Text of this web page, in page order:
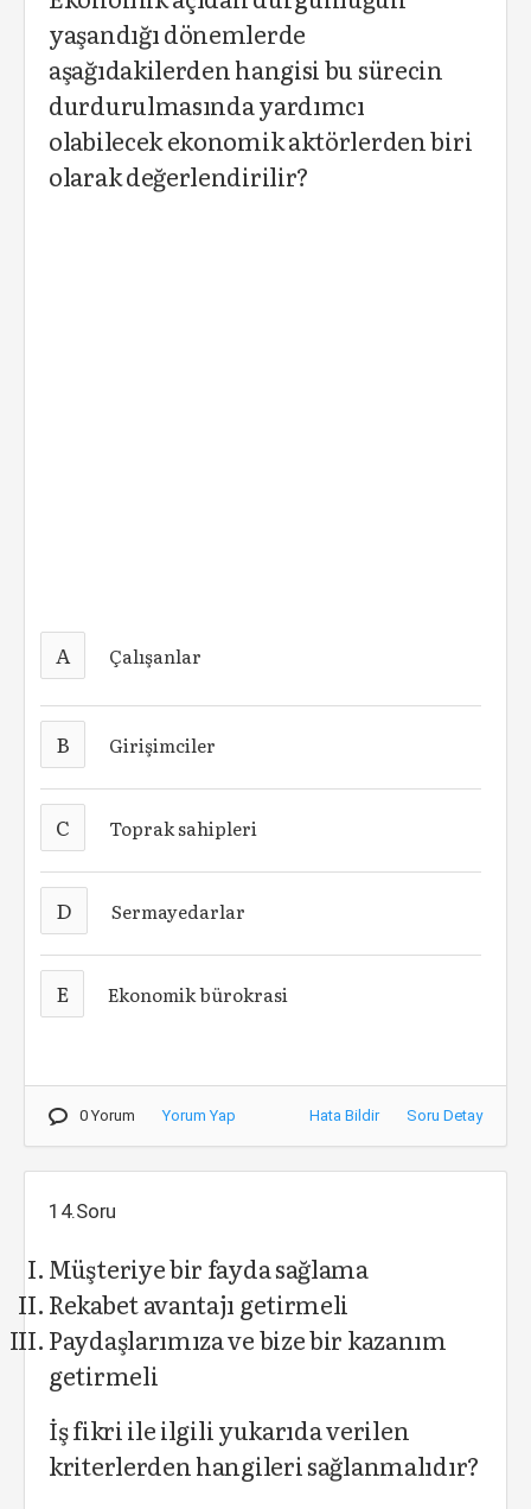
yaşandığı dönemlerde
aşağıdakilerden hangisi bu sürecin
durdurulmasında yardımcı
olabilecek ekonomik aktörlerden biri
olarak değerlendirilir?
A Çalışanlar
B Girişimciler
C Toprak sahipleri
D Sermayedarlar
E Ekonomik bürokrasi
0 Yorum Yorum Yap Hata Bildir Soru Detay
14.Soru
Müşteriye bir fayda sağlama
Rekabet avantajı getirmeli
Paydaşlarımıza ve bize bir kazanım
getirmeli
İş fikri ile ilgili yukarıda verilen
kriterlerden hangileri sağlanmalıdır?